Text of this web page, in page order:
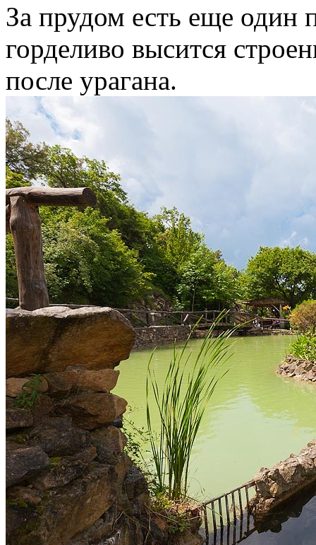
За прудом есть еще один
горделиво высится
после урагана.